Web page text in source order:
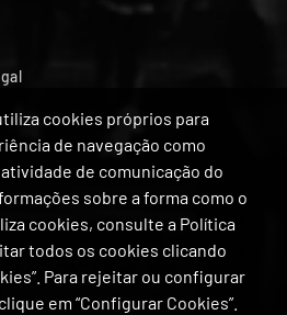
cookies próprios para
de navegação como
de comunicação do
sobre a forma como o
cookies, consulte a Política
todos os cookies clicando
Para rejeitar ou configurar
em “Configurar Cookies”.